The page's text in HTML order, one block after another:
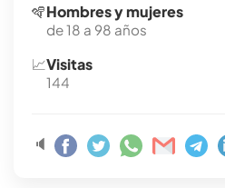
🪇Hombres y mujeres
de 18 a 98 años
📈Visitas
144
🔈